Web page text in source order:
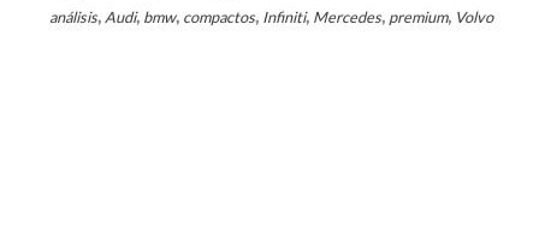
análisis, Audi, bmw, compactos, Infiniti, Mercedes, premium, Volvo